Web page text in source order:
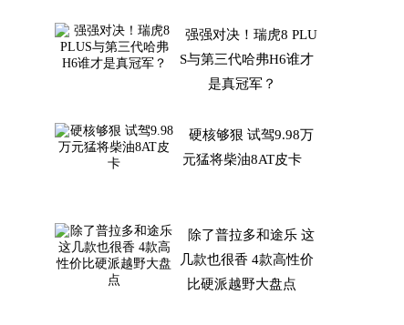
强强对决！瑞虎8 PLU
S与第三代哈弗H6谁才
是真冠军？
硬核够狠 试驾9.98万
元猛将柴油8AT皮卡
除了普拉多和途乐 这
几款也很香 4款高性价
比硬派越野大盘点